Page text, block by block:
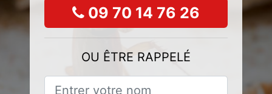
09 70 14 76 26
OU ÊTRE RAPPELÉ